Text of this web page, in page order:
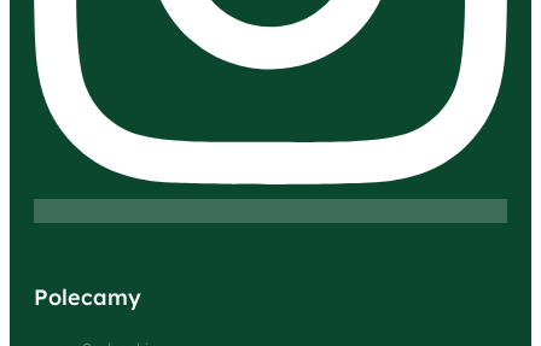
Polecamy